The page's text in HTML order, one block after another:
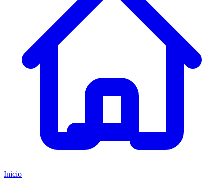
Inicio